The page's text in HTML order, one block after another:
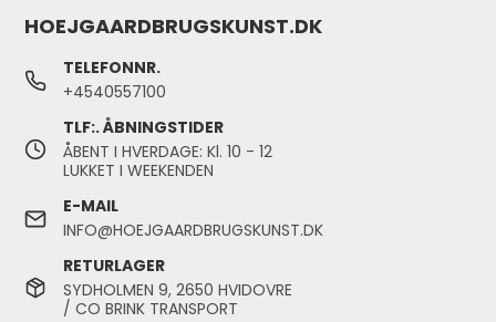
HOEJGAARDBRUGSKUNST.DK
TELEFONNR.
+4540557100
TLF:. ÅBNINGSTIDER
ÅBENT I HVERDAGE: Kl. 10 - 12
LUKKET I WEEKENDEN
E-MAIL
INFO@HOEJGAARDBRUGSKUNST.DK
RETURLAGER
SYDHOLMEN 9, 2650 HVIDOVRE
/ CO BRINK TRANSPORT